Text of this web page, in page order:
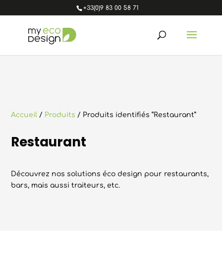
+33(0)9 83 00 58 71
Accueil / Produits / Produits identifiés “Restaurant”
Restaurant
Découvrez nos solutions éco design pour restaurants,
bars, mais aussi traiteurs, etc.